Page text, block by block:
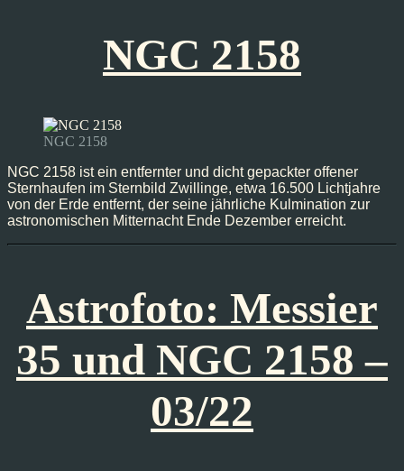
NGC 2158
NGC 2158
NGC 2158 ist ein entfernter und dicht gepackter offener
Sternhaufen im Sternbild Zwillinge, etwa 16.500 Lichtjahre
von der Erde entfernt, der seine jährliche Kulmination zur
astronomischen Mitternacht Ende Dezember erreicht.
Astrofoto: Messier
35 und NGC 2158 –
03/22